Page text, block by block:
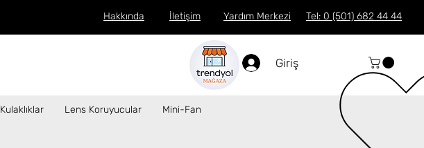
Hakkında İletişim Yardım Merkezi Tel: 0 (501) 682 44 44
Giriş
Kulaklıklar Lens Koruyucular Mini-Fan